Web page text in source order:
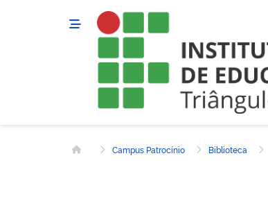
Página inicialCampus Patrocínio Biblioteca